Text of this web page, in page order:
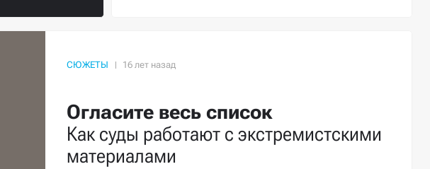
СЮЖЕТЫ
Огласите весь список
Как суды работают с экстремистскими
материалами